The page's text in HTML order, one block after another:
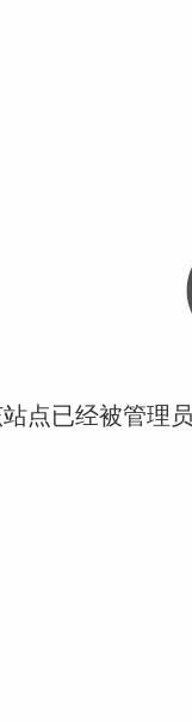
点已经被管理